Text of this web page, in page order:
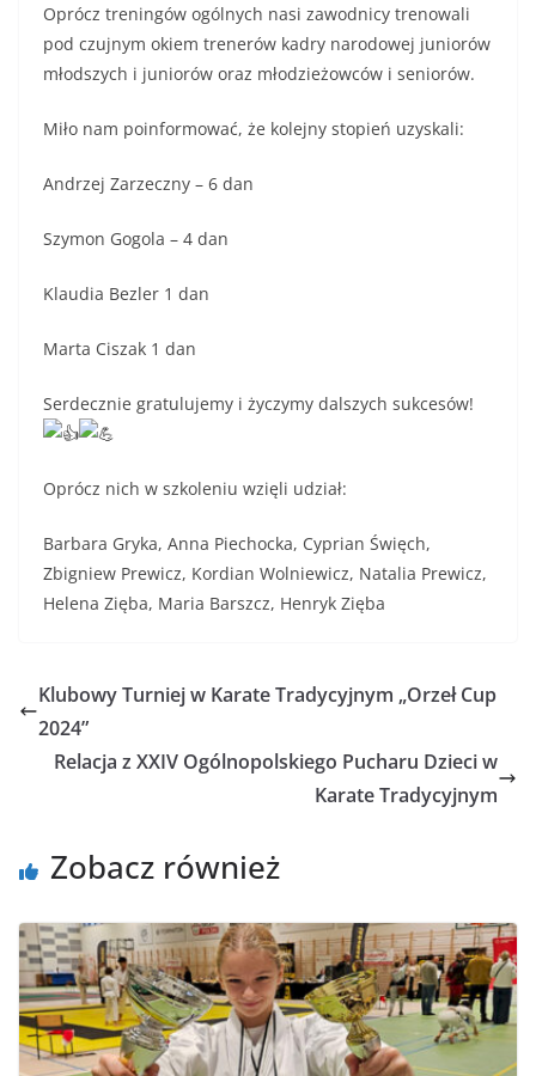
Oprócz treningów ogólnych nasi zawodnicy trenowali
pod czujnym okiem trenerów kadry narodowej juniorów
młodszych i juniorów oraz młodzieżowców i seniorów.
Miło nam poinformować, że kolejny stopień uzyskali:
Andrzej Zarzeczny – 6 dan
Szymon Gogola – 4 dan
Klaudia Bezler 1 dan
Marta Ciszak 1 dan
Serdecznie gratulujemy i życzymy dalszych sukcesów!
Oprócz nich w szkoleniu wzięli udział:
Barbara Gryka, Anna Piechocka, Cyprian Święch,
Zbigniew Prewicz, Kordian Wolniewicz, Natalia Prewicz,
Helena Zięba, Maria Barszcz, Henryk Zięba
Klubowy Turniej w Karate Tradycyjnym „Orzeł Cup
2024”
Relacja z XXIV Ogólnopolskiego Pucharu Dzieci w
Karate Tradycyjnym
Zobacz również